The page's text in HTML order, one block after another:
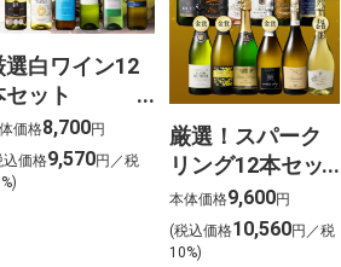
選白ワイン12
セット
価格8,700円
込価格9,570円／税
厳選！スパーク
リング12本セッ
ト 金賞受賞ワイ
ンを含む１２本
を選びました！
本体価格9,600円
(税込価格10,560円／税
10%)